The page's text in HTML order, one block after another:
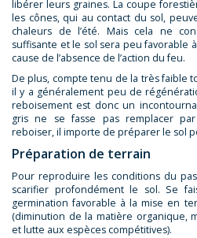
libérer leurs graines. La coupe
les cônes, qui au contact du sol,
chaleurs de l’été. Mais cela ne
suffisante et le sol sera peu favorable
cause de l’absence de l’action du feu.
De plus, compte tenu de la très faible
il y a généralement peu de
reboisement est donc un
gris ne se fasse pas remplacer
reboiser, il importe de préparer le sol
Préparation de terrain
Pour reproduire les conditions du
scarifier profondément le sol. Se
germination favorable à la mise en
(diminution de la matière organique,
et lutte aux espèces compétitives).